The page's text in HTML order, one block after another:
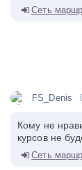
Сеть
FS_Denis
Кому не
курсов не
Сеть